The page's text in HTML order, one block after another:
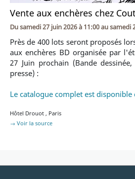
Vente aux enchères chez
Dusamedi 27 juin 2026 à 11:00ausamedi
Près de 400 lots seront proposés
aux enchères BD organisée par
27 Juin prochain (Bande
presse) :
Le catalogue complet est disponible
Hôtel Drouot , Paris
→ Voir la source